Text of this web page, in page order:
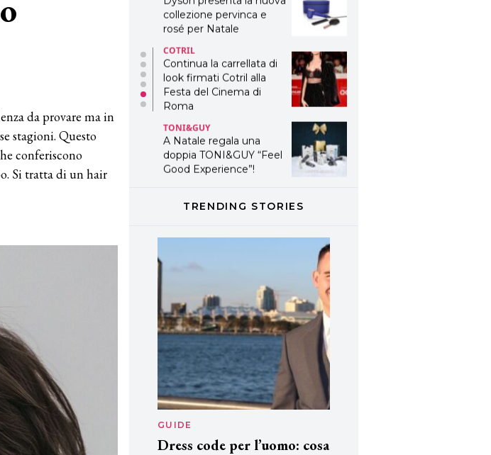
da provare ma in
stagioni. Questo
conferiscono
Si tratta di un hair
collezione pervinca e
rosé per Natale
COTRIL
Continua la carrellata di
look firmati Cotril alla
Festa del Cinema di
Roma
TONI&GUY
A Natale regala una
doppia TONI&GUY “Feel
Good Experience”!
LABEL.M lancia la sua
DAVINES
cofanetti beauty preziosi
per un regalo adatto ad
ogni capello
TRENDING STORIES
GUIDE
Dress code per l’uomo: cosa